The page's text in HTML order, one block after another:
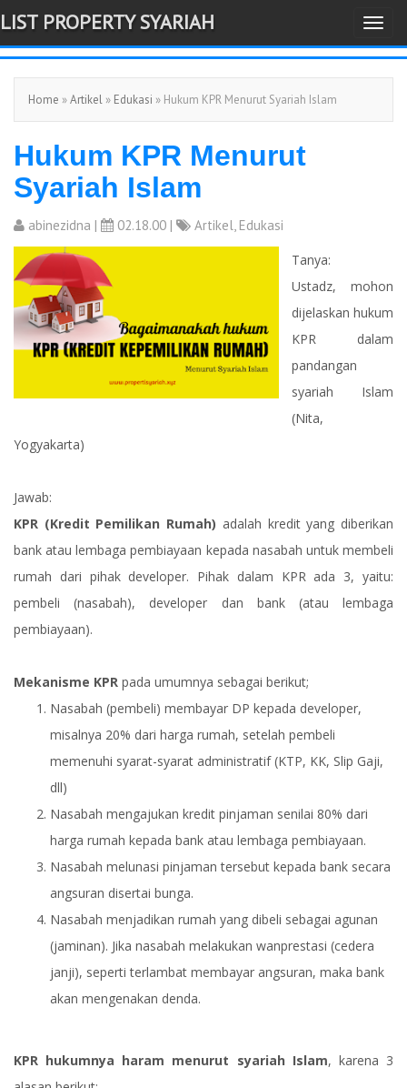
-->
T
o
g
l
t
i
n
LIST PROPERTY SYARIAH
Home »Artikel » Edukasi » Hukum KPR Menurut Syariah Islam
Hukum KPR Menurut
Syariah Islam
abinezidna | 02.18.00 | Artikel, Edukasi
Tanya:
Ustadz, mohon
dijelaskan hukum
KPR dalam
pandangan
syariah Islam
(Nita,
Yogyakarta)
Jawab:
KPR (Kredit Pemilikan Rumah) adalah kredit yang diberikan
bank atau lembaga pembiayaan kepada nasabah untuk membeli
rumah dari pihak developer. Pihak dalam KPR ada 3, yaitu:
pembeli (nasabah), developer dan bank (atau lembaga
pembiayaan).
Mekanisme KPR pada umumnya sebagai berikut;
Nasabah (pembeli) membayar DP kepada developer,
misalnya 20% dari harga rumah, setelah pembeli
memenuhi syarat-syarat administratif (KTP, KK, Slip Gaji,
dll)
Nasabah mengajukan kredit pinjaman senilai 80% dari
harga rumah kepada bank atau lembaga pembiayaan.
Nasabah melunasi pinjaman tersebut kepada bank secara
angsuran disertai bunga.
Nasabah menjadikan rumah yang dibeli sebagai agunan
(jaminan). Jika nasabah melakukan wanprestasi (cedera
janji), seperti terlambat membayar angsuran, maka bank
akan mengenakan denda.
KPR hukumnya haram menurut syariah Islam, karena 3